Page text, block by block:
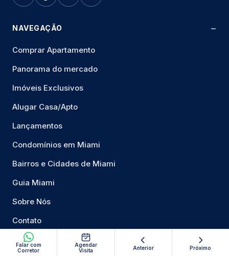
Falar com
Corretor
Agendar
Visita
Anterior Próximo
NAVEGAÇÃO
Comprar Apartamento
Panorama do mercado
Imóveis Exclusivos
Alugar Casa/Apto
Lançamentos
Condomínios em Miami
Bairros e Cidades de Miami
Guia Miami
Sobre Nós
Contato
Mapa do Site